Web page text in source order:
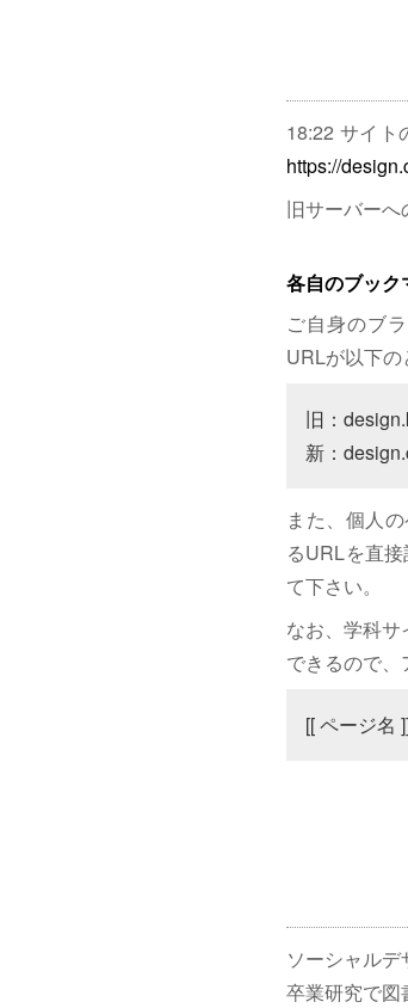
18:22 サイト
https://
旧サーバーへ
各自のブック
ご自身のブ
URLが以下の
旧：
新：
また、個人
るURLを直
て下さい。
なお、学科
できるので、
[[ ページ名
ソーシャル
卒業研究で図